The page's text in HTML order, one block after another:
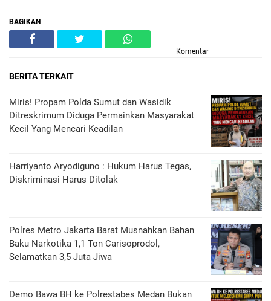
BAGIKAN
Komentar
BERITA TERKAIT
Miris! Propam Polda Sumut dan Wasidik
Ditreskrimum Diduga Permainkan Masyarakat
Kecil Yang Mencari Keadilan
Harriyanto Aryodiguno : Hukum Harus Tegas,
Diskriminasi Harus Ditolak
Polres Metro Jakarta Barat Musnahkan Bahan
Baku Narkotika 1,1 Ton Carisoprodol,
Selamatkan 3,5 Juta Jiwa
Demo Bawa BH ke Polrestabes Medan Bukan